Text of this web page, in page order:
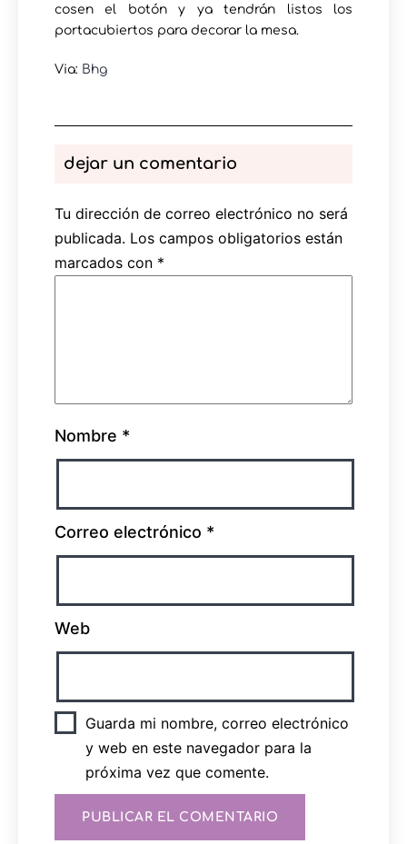
cosen el botón y ya tendrán listos los
portacubiertos para decorar la mesa.
Via: Bhg
dejar un comentario
Tu dirección de correo electrónico no será
publicada. Los campos obligatorios están
marcados con *
Nombre *
Correo electrónico *
Web
Guarda mi nombre, correo electrónico
y web en este navegador para la
próxima vez que comente.